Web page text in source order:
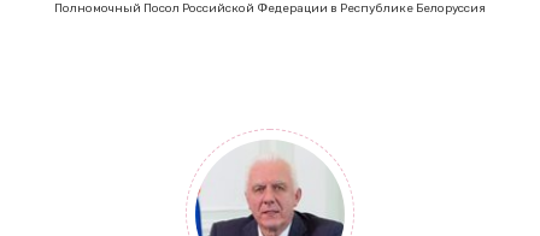
Полномочный Посол Российской Федерации в Республике Белоруссия